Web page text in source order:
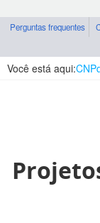
Perguntas frequentes
Você está aqui: